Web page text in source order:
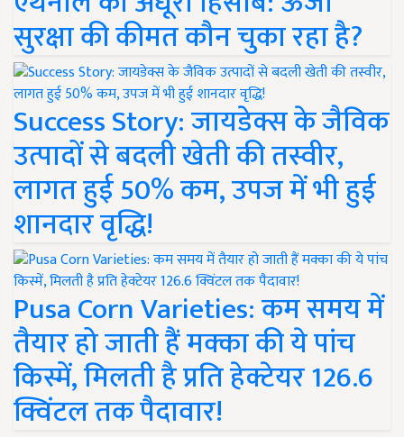
सुरक्षा की कीमत कौन चुका रहा है?
Success Story: जायडेक्स के जैविक
उत्पादों से बदली खेती की तस्वीर,
लागत हुई 50% कम, उपज में भी हुई
शानदार वृद्धि!
Pusa Corn Varieties: कम समय में
तैयार हो जाती हैं मक्का की ये पांच
किस्में, मिलती है प्रति हेक्टेयर 126.6
क्विंटल तक पैदावार!